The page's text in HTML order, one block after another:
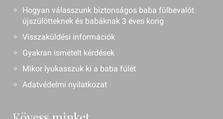
Hogyan válasszunk biztonságos baba fülbevalót
újszülötteknek és babáknak 3 éves korig
Visszaküldési információk
Gyakran ismételt kérdések
Mikor lyukasszuk ki a baba fülét
Adatvédelmi nyilatkozat